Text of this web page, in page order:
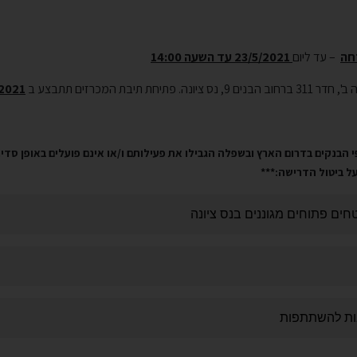
– עד ליום 23/5/2021 עד השעה 14:00
תתבצע ב
בדרום הארץ ובשפלה הגבילו את פעילותם ו/או אינם פועלים באופן
ביטול הדרישה:***